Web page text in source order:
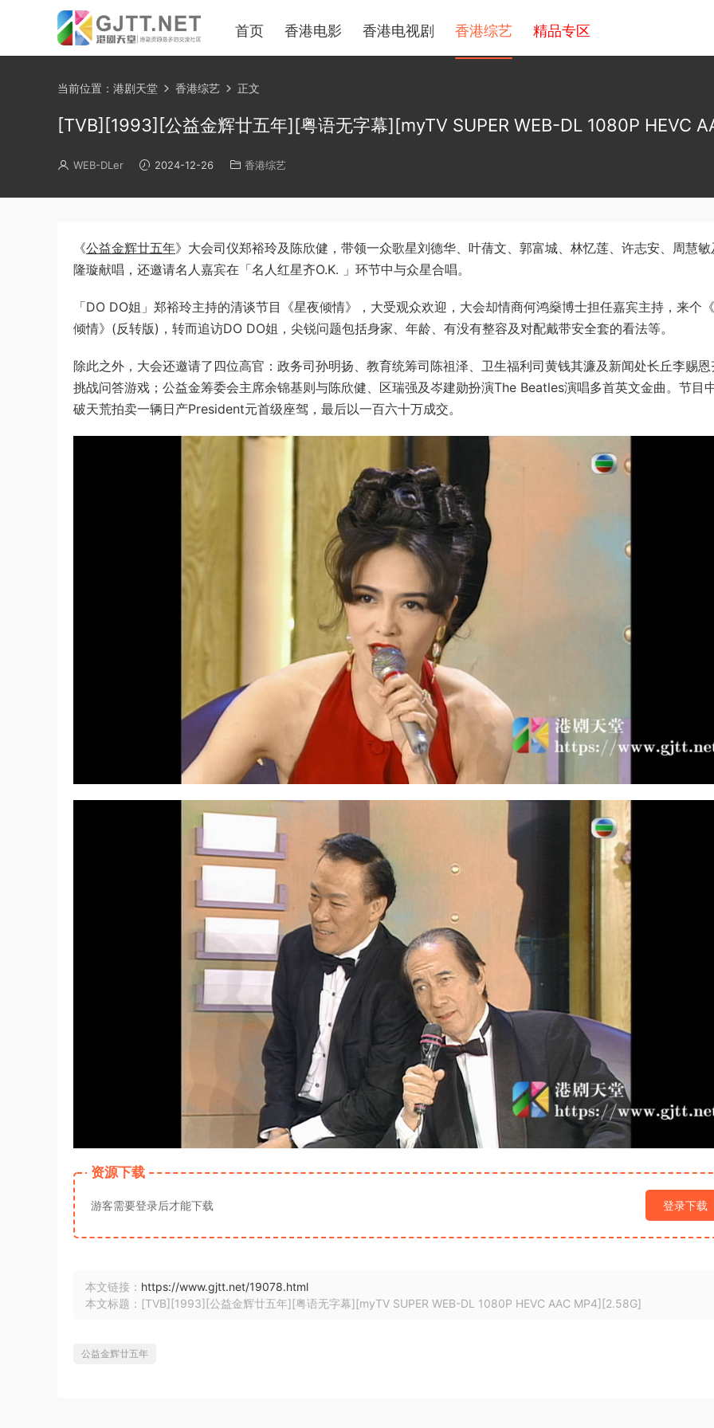
首页 香港电影 香港电视剧 香港综艺 精品专区
当前位置： 港剧天堂 香港综艺 正文
[TVB][1993][公益金辉廿五年][粤语无字幕][myTV SUPER WEB-DL 1080P HEVC
WEB-DLer 2024-12-26 香港综艺
《公益金辉廿五年》大会司仪郑裕玲及陈欣健，带领一众歌星刘德华、叶蒨文、郭富城、林忆莲、许志安、周慧敏
隆璇献唱，还邀请名人嘉宾在「名人红星齐O.K. 」环节中与众星合唱。
「DO DO姐」郑裕玲主持的清谈节目《星夜倾情》，大受观众欢迎，大会却情商何鸿燊博士担任嘉宾主持，来个
倾情》(反转版)，转而追访DO DO姐，尖锐问题包括身家、年龄、有没有整容及对配戴带安全套的看法等。
除此之外，大会还邀请了四位高官：政务司孙明扬、教育统筹司陈祖泽、卫生福利司黄钱其濂及新闻处长丘李赐恩
挑战问答游戏；公益金筹委会主席余锦基则与陈欣健、区瑞强及岑建勋扮演The Beatles演唱多首英文金曲。节目
破天荒拍卖一辆日产President元首级座驾，最后以一百六十万成交。
资源下载
游客需要登录后才能下载 登录下载
本文链接： https://www.gjtt.net/19078.html
本文标题：[TVB][1993][公益金辉廿五年][粤语无字幕][myTV SUPER WEB-DL 1080P HEVC AAC MP4][2.58G]
公益金辉廿五年